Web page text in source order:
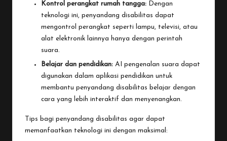
Kontrol perangkat rumah tangga: Dengan
teknologi ini, penyandang disabilitas dapat
mengontrol perangkat seperti lampu, televisi, atau
alat elektronik lainnya hanya dengan perintah
suara.
Belajar dan pendidikan: AI pengenalan suara dapat
digunakan dalam aplikasi pendidikan untuk
membantu penyandang disabilitas belajar dengan
cara yang lebih interaktif dan menyenangkan.
Tips bagi penyandang disabilitas agar dapat
memanfaatkan teknologi ini dengan maksimal: